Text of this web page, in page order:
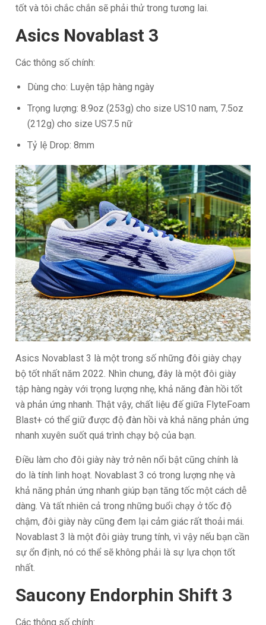
tốt và tôi chắc chắn sẽ phải thử trong tương lai.
Asics Novablast 3
Các thông số chính:
Dùng cho: Luyện tập hàng ngày
Trọng lượng: 8.9oz (253g) cho size US10 nam, 7.5oz
(212g) cho size US7.5 nữ
Tỷ lệ Drop: 8mm
Asics Novablast 3 là một trong số những đôi giày chạy
bộ tốt nhất năm 2022. Nhìn chung, đây là một đôi giày
tập hàng ngày với trọng lượng nhẹ, khả năng đàn hồi tốt
và phản ứng nhanh. Thật vậy, chất liệu đế giữa FlyteFoam
Blast+ có thể giữ được độ đàn hồi và khả năng phản ứng
nhanh xuyên suốt quá trình chạy bộ của bạn.
Điều làm cho đôi giày này trở nên nổi bật cũng chính là
do là tính linh hoạt. Novablast 3 có trong lượng nhẹ và
khả năng phản ứng nhanh giúp bạn tăng tốc một cách dễ
dàng. Và tất nhiên cả trong những buổi chạy ở tốc độ
chậm, đôi giày này cũng đem lại cảm giác rất thoải mái.
Novablast 3 là một đôi giày trung tính, vì vậy nếu bạn cần
sự ổn định, nó có thể sẽ không phải là sự lựa chọn tốt
nhất.
Saucony Endorphin Shift 3
Các thông số chính: